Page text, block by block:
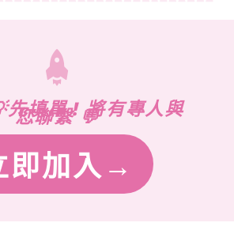
先填單 ! 將有專人與
您聯繫 💬
即加入→